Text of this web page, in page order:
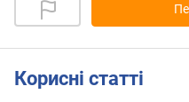
Корисні статті